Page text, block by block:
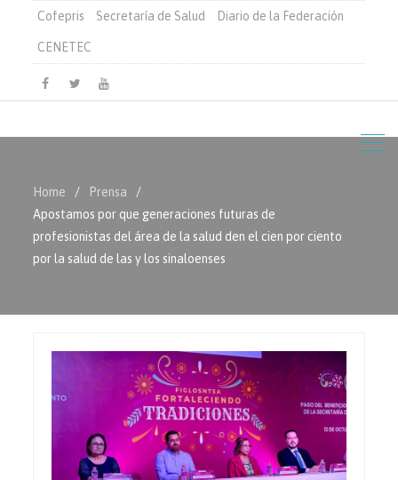
Cofepris Secretaría de Salud Diario de la Federación
CENETEC
Facebook
TwitterYoutube
Home
Prensa
Apostamos por que generaciones futuras de
profesionistas del área de la salud den el cien por ciento
por la salud de las y los sinaloenses